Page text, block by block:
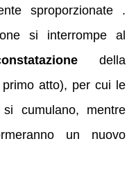
sproporzionate .
si interrompe al
della
atto), per cui le
cumulano, mentre
un nuovo